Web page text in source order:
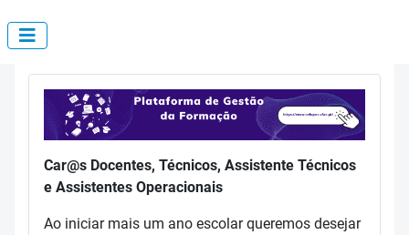
Car@s Docentes, Técnicos, Assistente Técnicos
e Assistentes Operacionais
Ao iniciar mais um ano escolar queremos desejar